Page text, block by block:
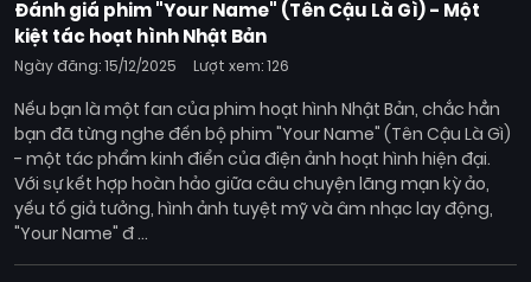
Đánh giá phim "Your Name" (Tên Cậu Là Gì) - Một
kiệt tác hoạt hình Nhật Bản
Ngày đăng: 15/12/2025 Lượt xem: 126
Nếu bạn là một fan của phim hoạt hình Nhật Bản, chắc hẳn
bạn đã từng nghe đến bộ phim "Your Name" (Tên Cậu Là Gì)
- một tác phẩm kinh điển của điện ảnh hoạt hình hiện đại.
Với sự kết hợp hoàn hảo giữa câu chuyện lãng mạn kỳ ảo,
yếu tố giả tưởng, hình ảnh tuyệt mỹ và âm nhạc lay động,
"Your Name" đ ...